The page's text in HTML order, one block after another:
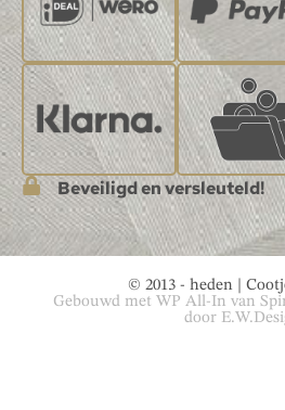
Beveiligd en versleuteld!
© 2013 - heden |
Gebouwd met WP All-In van
door